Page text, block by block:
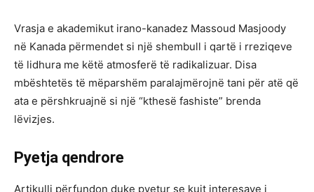
Vrasja e akademikut irano-kanadez Massoud Masjoody
në Kanada përmendet si një shembull i qartë i rreziqeve
të lidhura me këtë atmosferë të radikalizuar. Disa
mbështetës të mëparshëm paralajmërojnë tani për atë që
ata e përshkruajnë si një “kthesë fashiste” brenda
lëvizjes.
Pyetja qendrore
Artikulli përfundon duke pyetur se kujt interesave i